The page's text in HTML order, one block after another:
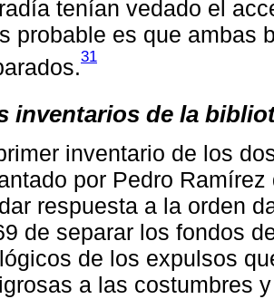
tenían vedado el
probable es que ambas
31
inventarios de la
inventario de los
por Pedro
respuesta a la orden
de separar los fondos
de los expulsos
a las costumbres